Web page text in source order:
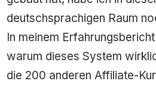
deutschsprachigen Raum
In meinem
warum dieses System
die 200 anderen Affiliate-